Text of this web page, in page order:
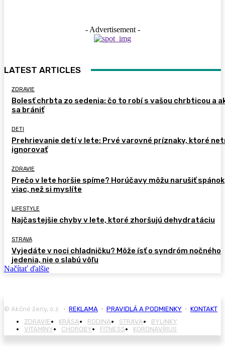
- Advertisement -
LATEST ARTICLES
ZDRAVIE
Bolesť chrbta zo sedenia: čo to robí s vašou chrbticou a
sa brániť
DETI
Prehrievanie detí v lete: Prvé varovné príznaky, ktoré
ignorovať
ZDRAVIE
Prečo v lete horšie spíme? Horúčavy môžu narušiť spánok
viac, než si myslíte
LIFESTYLE
Najčastejšie chyby v lete, ktoré zhoršujú dehydratáciu
STRAVA
Vyjedáte v noci chladničku? Môže ísť o syndróm nočného
jedenia, nie o slabú vôľu
Načítať ďalšie
© Akčné ženy, o.z. • REKLAMA • PRAVIDLÁ A PODMIENKY • KONTAKT
ZDRAVIE
KRÁSA RODINA STRAVA
BYLINKY
VITAMÍNY
CHOROBY FITNESS KORONAVÍRUS